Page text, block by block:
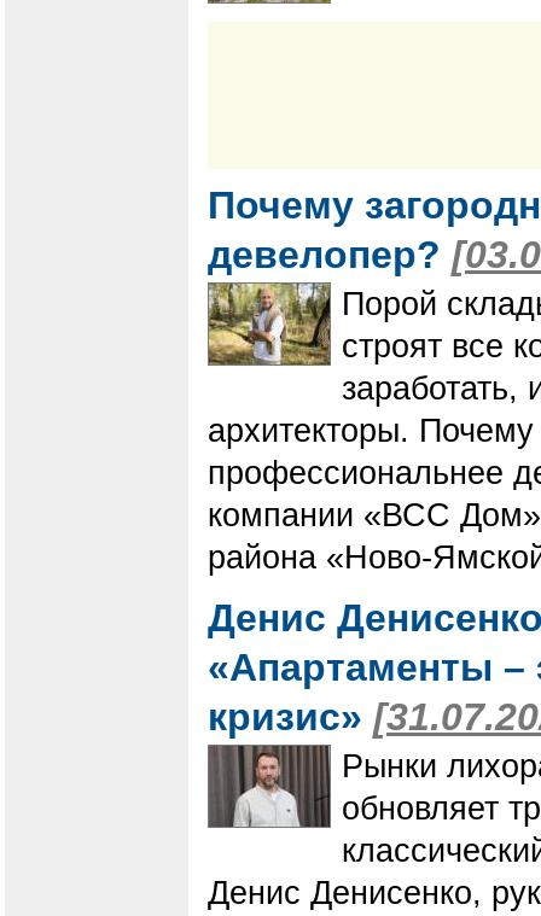
Почему
девелопер?
Порой
строят все
заработать,
архитекторы.
профессиональнее
компании «ВСС Дом»
района «Ново-
Денис
«Апартаменты –
кризис»
Рынки
обновляет
Денис Денисенко,